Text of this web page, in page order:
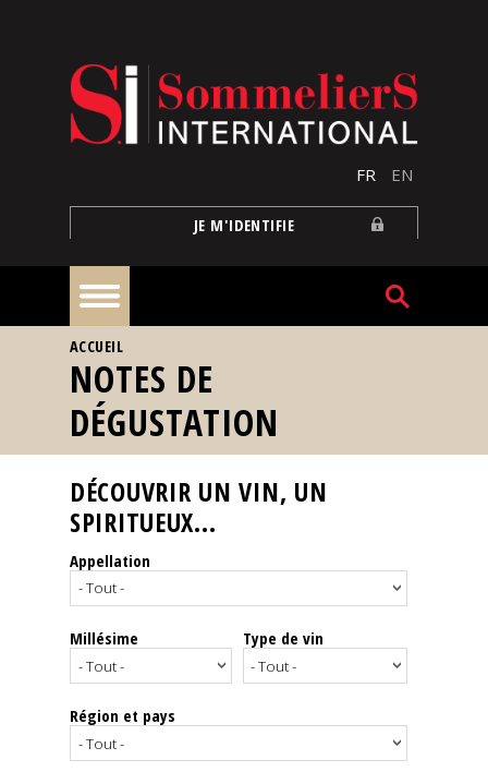
FR EN
JE M'IDENTIFIE
À
la
une
Reportages
Nos
Spiritueux
Notes
dégustation
VOUS ÊTES ICI
ACCUEIL
NOTES DE
DÉGUSTATION
DÉCOUVRIR UN VIN, UN
SPIRITUEUX...
Appellation
Millésime Type de vin
Région et pays